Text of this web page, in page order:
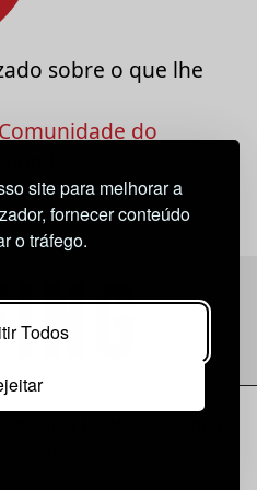
site para melhorar a
fornecer conteúdo
o tráfego.
Todos
sobre o que lhe
do